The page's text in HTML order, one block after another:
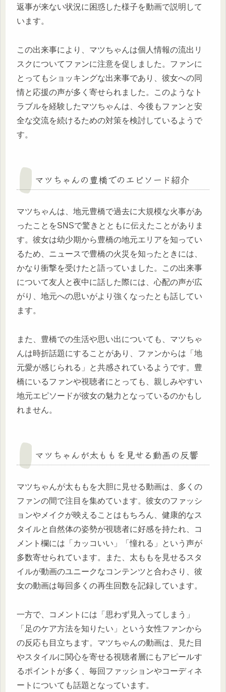
返事が来ない状況に困惑した様子を動画で説明して
います。
この出来事により、マツちゃんは個人情報の流出リ
スクについてファンに注意を促しました。ファンに
とってもショッキングな出来事であり、彼女への同
情と応援の声が多く寄せられました。このようなト
ラブルを経験したマツちゃんは、今後もファンと安
全な交流を続けるための対策を検討しているようで
す。
マツちゃんの豊橋でのエピソード紹介
マツちゃんは、地元豊橋で過去に大規模な火事があ
ったことをSNSで驚きとともに伝えたことがありま
す。彼女は幼少期から豊橋の地元エリアを知ってい
るため、ニュースで豊橋の火災を知ったときには、
かなり衝撃を受けたと語っていました。この出来事
について友人と夜中に話した際には、心配の声が広
がり、地元への思いがより強くなったとも話してい
ます。
また、豊橋での生活や思い出についても、マツちゃ
んは時折話題にすることがあり、ファンからは「地
元愛が感じられる」と共感されているようです。豊
橋にいるファンや視聴者にとっても、親しみやすい
地元エピソードが彼女の魅力となっているのかもし
れません。
マツちゃんが太ももを見せる動画の反響
マツちゃんが太ももを大胆に見せる動画は、多くの
ファンの間で注目を集めています。彼女のファッシ
ョンやメイクが映えることはもちろん、健康的なス
タイルと自然体の姿勢が視聴者に好感を持たれ、コ
メント欄には「カッコいい」「憧れる」という声が
多数寄せられています。また、太ももを見せるスタ
イルが動画のユニークなコンテンツと合わさり、彼
女の動画は毎回多くの再生回数を記録しています。
一方で、コメントには「思わず見入ってしまう」
「足のケア方法を知りたい」という女性ファンから
の反応も目立ちます。マツちゃんの動画は、見た目
やスタイルに関心を寄せる視聴者層にもアピールす
るポイントが多く、毎回ファッションやコーディネ
ートについても話題となっています。